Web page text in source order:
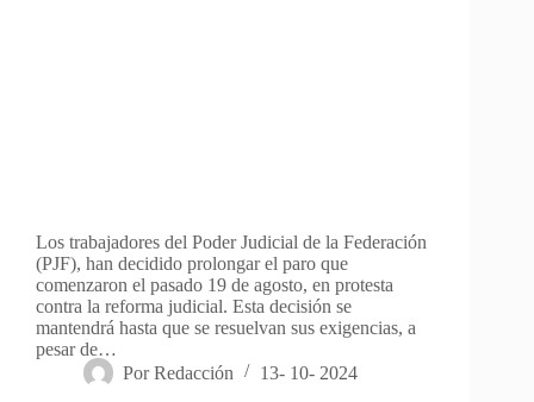
Los trabajadores del Poder Judicial de la Federación
(PJF), han decidido prolongar el paro que
comenzaron el pasado 19 de agosto, en protesta
contra la reforma judicial. Esta decisión se
mantendrá hasta que se resuelvan sus exigencias, a
pesar de…
Por Redacción 13- 10- 2024